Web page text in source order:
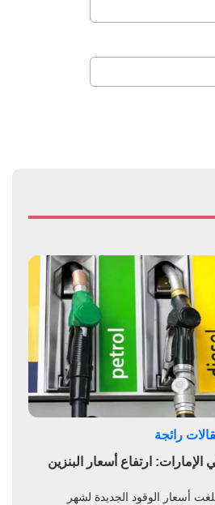
رائجة
الإمارات: ارتفاع أسعار البنزين
أسعار الوقود الجديدة لشهر